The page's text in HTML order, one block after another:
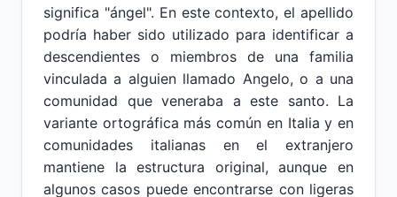
significa "ángel". En este contexto, el apellido
podría haber sido utilizado para identificar a
descendientes o miembros de una familia
vinculada a alguien llamado Angelo, o a una
comunidad que veneraba a este santo. La
variante ortográfica más común en Italia y en
comunidades italianas en el extranjero
mantiene la estructura original, aunque en
algunos casos puede encontrarse con ligeras